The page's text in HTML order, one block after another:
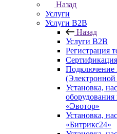
Назад
Услуги
Услуги B2B
Назад
Услуги B2B
Регистрация
Подключение
Установка,
«Эвотор»
Установка,
«Битрикс24»